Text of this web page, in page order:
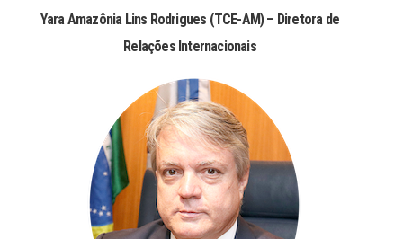
Yara Amazônia Lins Rodrigues (TCE-AM) – Diretora de
Relações Internacionais